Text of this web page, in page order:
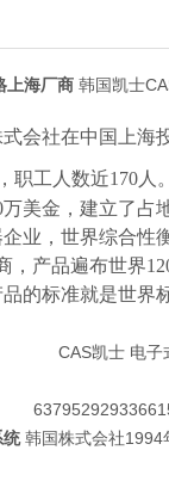
上海厂商 韩国凯士
式会社在中国上海
，职工人数近170 人
万美金，建立了占
企业，世界综合性
，产品遍布世界
品的标准就是世界
统 韩国株式会社1994